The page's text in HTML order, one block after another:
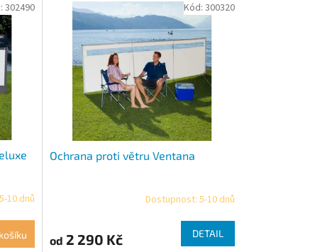
10 dnů
302490
Ochrana proti větru Ventana
Dostupnost: 5-10 dnů
od 2 290 Kč DETAIL
Kód: 300320